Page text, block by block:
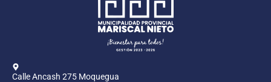
Calle Ancash 275 Moquegua